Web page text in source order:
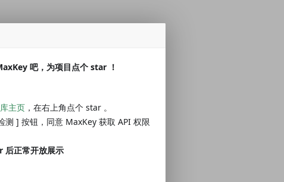
string
吧，为项目点个 star ！
主页 ，在右上角点个 star 。
测 ] 按钮，同意 MaxKey 获取 API 权限
后正常开放展示